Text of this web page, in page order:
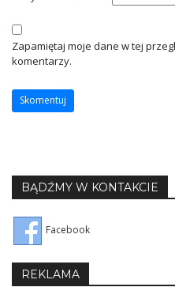
Zapamiętaj moje dane w tej
komentarzy.
BĄDŹMY W KONTAKCIE
Facebook
REKLAMA